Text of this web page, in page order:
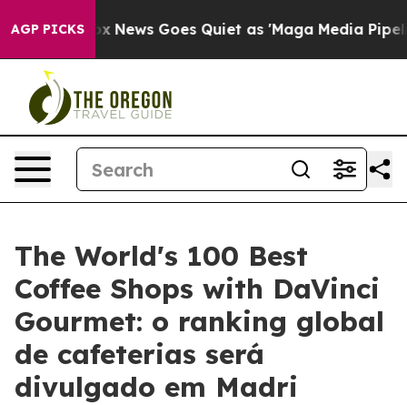
AGP PICKS
Fox News Goes Quiet as 'Maga Media Pipeline'
The World's 100 Best
Coffee Shops with DaVinci
Gourmet: o ranking global
de cafeterias será
divulgado em Madri